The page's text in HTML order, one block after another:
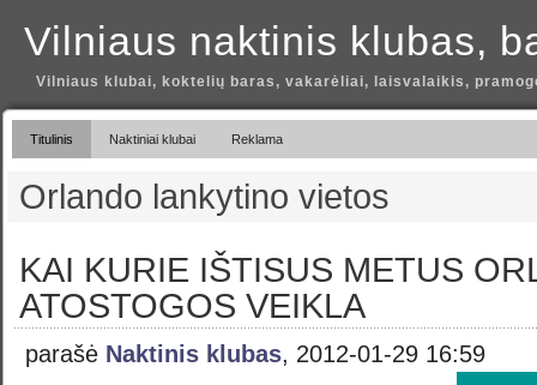
Vilniaus naktinis klubas,
Vilniaus klubai, koktelių baras, vakarėliai, laisvalaikis,
Titulinis Naktiniai klubai Reklama
Orlando lankytino vietos
KAI KURIE IŠTISUS METUS
ATOSTOGOS VEIKLA
parašė Naktinis klubas, 2012-01-29 16:59